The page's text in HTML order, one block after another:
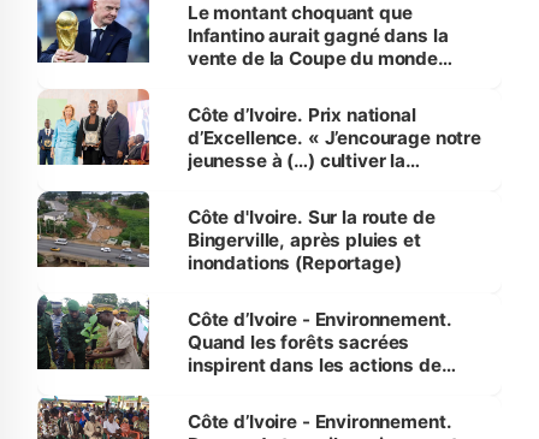
Le montant choquant que
Infantino aurait gagné dans la
vente de la Coupe du monde
Côte d’Ivoire. Prix national
d’Excellence. « J’encourage notre
jeunesse à (…) cultiver la
(Alassane Ouattara
Côte d'Ivoire. Sur la route de
Bingerville, après pluies et
inondations (Reportage)
Côte d’Ivoire - Environnement.
Quand les forêts sacrées
inspirent dans les actions de
Côte d’Ivoire - Environnement.